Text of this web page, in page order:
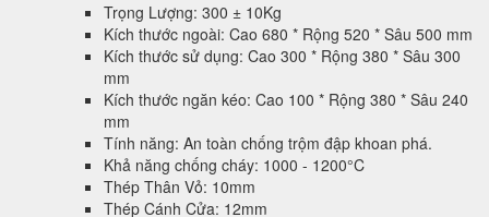
Trọng Lượng: 300 ± 10Kg
Kích thước ngoài: Cao 680 * Rộng 520 * Sâu 500 mm
Kích thước sử dụng: Cao 300 * Rộng 380 * Sâu 300
mm
Kích thước ngăn kéo: Cao 100 * Rộng 380 * Sâu 240
mm
Tính năng: An toàn chống trộm đập khoan phá.
Khả năng chống cháy: 1000 - 1200°C
Thép Thân Vỏ: 10mm
Thép Cánh Cửa: 12mm